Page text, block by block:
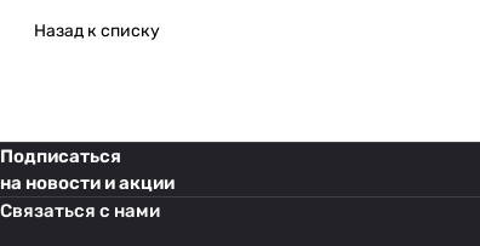
Назад к списку
Подписаться
на новости и акции
Связаться с нами